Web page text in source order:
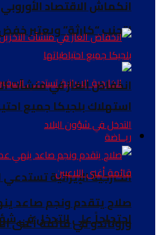
لتجنب “كارثة” ويعتبر خفض
الخارجية الإيرانية
احتجاجاً على التدخل في
انكماش الاقتصاد الأوروبي
انخفاض الغاز في منشآت
استهلاك بلجيكا جميع
ريــاضة
صلاح يتقدم ونجم صاعد
ورونالدو في قائمة أغنى